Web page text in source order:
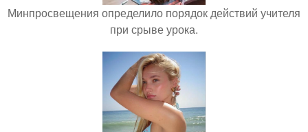
Минпросвещения определило порядок действий учителя
при срыве урока.